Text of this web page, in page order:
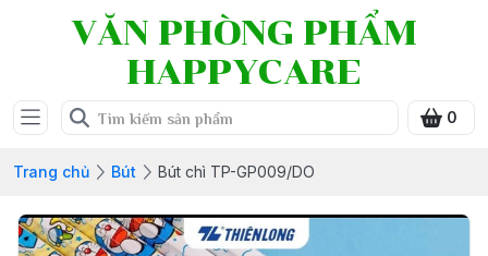
VĂN PHÒNG PHẨM
HAPPYCARE
0
Trang chủ Bút Bút chì TP-GP009/DO